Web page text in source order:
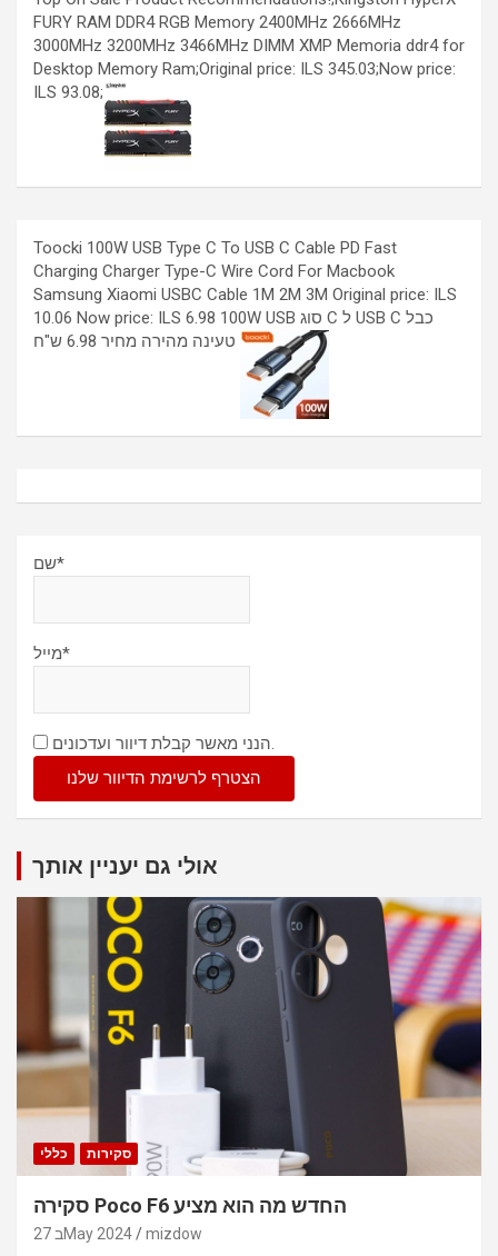
FURY RAM DDR4 RGB Memory 2400MHz 2666MHz
3000MHz 3200MHz 3466MHz DIMM XMP Memoria ddr4 for
Desktop Memory Ram;Original price: ILS 345.03;Now price:
ILS 93.08;
Toocki 100W USB Type C To USB C Cable PD Fast
Charging Charger Type-C Wire Cord For Macbook
Samsung Xiaomi USBC Cable 1M 2M 3M Original price: ILS
10.06 Now price: ILS 6.98 100W USB סוג C ל USB C כבל
שם*
מייל*
הנני מאשר קבלת דיוור ועדכונים.
אולי גם יעניין אותך
כללי סקירות
סקירה Poco F6 החדש מה הוא מציע
27 בMay 2024 mizdow